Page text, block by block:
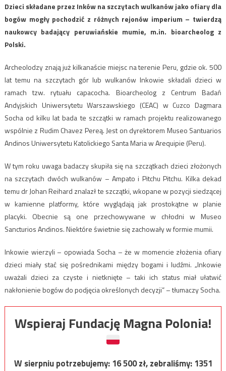
Dzieci składane przez Inków na szczytach wulkanów jako ofiary dla
bogów mogły pochodzić z różnych rejonów imperium – twierdzą
naukowcy badający peruwiańskie mumie, m.in. bioarcheolog z
Polski.
Archeolodzy znają już kilkanaście miejsc na terenie Peru, gdzie ok. 500
lat temu na szczytach gór lub wulkanów Inkowie składali dzieci w
ramach tzw. rytuału capacocha. Bioarcheolog z Centrum Badań
Andyjskich Uniwersytetu Warszawskiego (CEAC) w Cuzco Dagmara
Socha od kilku lat bada te szczątki w ramach projektu realizowanego
wspólnie z Rudim Chavez Pereą. Jest on dyrektorem Museo Santuarios
Andinos Uniwersytetu Katolickiego Santa Maria w Arequipie (Peru).
W tym roku uwaga badaczy skupiła się na szczątkach dzieci złożonych
na szczytach dwóch wulkanów – Ampato i Pitchu Pitchu. Kilka dekad
temu dr Johan Reihard znalazł te szczątki, wkopane w pozycji siedzącej
w kamienne platformy, które wyglądają jak prostokątne w planie
placyki. Obecnie są one przechowywane w chłodni w Museo
Sancturios Andinos. Niektóre świetnie się zachowały w formie mumii.
Inkowie wierzyli – opowiada Socha – że w momencie złożenia ofiary
dzieci miały stać się pośrednikami między bogami i ludźmi. „Inkowie
uważali dzieci za czyste i nietknięte – taki ich status miał ułatwić
nakłonienie bogów do podjęcia określonych decyzji” – tłumaczy Socha.
Wspieraj Fundację Magna Polonia!
W sierpniu potrzebujemy:16 500zł, zebraliśmy:1351